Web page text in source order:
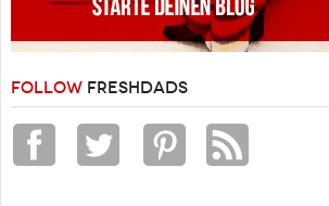
FOLLOW FRESHDADS